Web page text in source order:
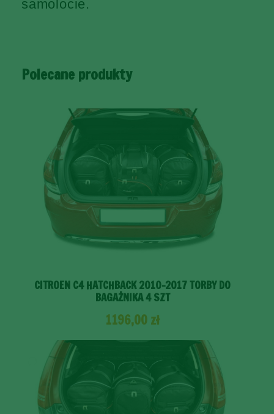
samolocie.
Polecane produkty
CITROEN C4 HATCHBACK 2010-2017 TORBY DO
BAGAŻNIKA 4 SZT
1196,00 zł